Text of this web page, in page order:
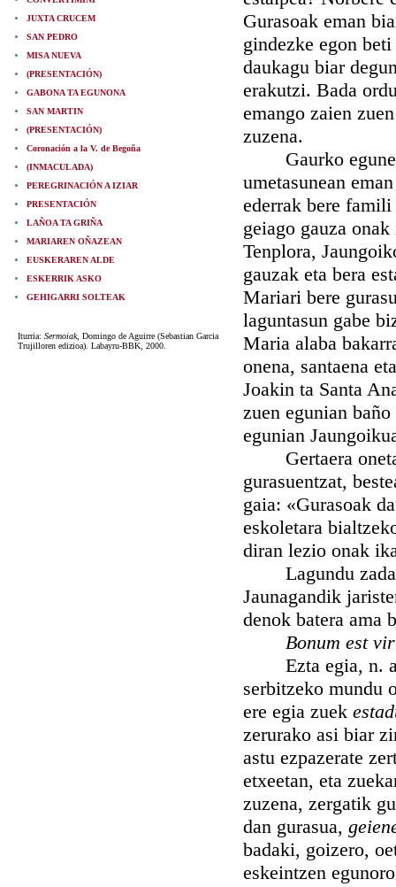
JUXTA CRUCEM
SAN PEDRO
MISA NUEVA
(PRESENTACIÓN)
GABONA TA EGUNONA
SAN MARTIN
(PRESENTACIÓN)
Coronación a la V. de Begoña
(INMACULADA)
PEREGRINACIÓN A IZIAR
PRESENTACIÓN
LAÑOA TA GRIÑA
MARIAREN OÑAZEAN
EUSKERAREN ALDE
ESKERRIK ASKO
GEHIGARRI SOLTEAK
Iturria: Sermoiak, Domingo de Aguirre (Sebastian Garcia
Trujilloren edizioa). Labayru-BBK, 2000.
Gurasoak eman
gindezke egon
daukagu biar
erakutzi. Bada
emango zaien
zuzena.
Gaurko egunez
umetasunean
ederrak bere famili
geiago gauza
Tenplora,
gauzak eta bera
Mariari bere
laguntasun gabe
Maria alaba
onena, santaena
Joakin ta Santa
zuen egunian
egunian
Gertaera
gurasuentzat,
gaia: «Gurasoak
eskoletara
diran lezio onak
Lagundu
Jaunagandik
denok batera ama
Bonum est
Ezta egia, n. a.
serbitzeko mundu
ere egia zuek
zerurako asi biar
astu ezpazerate
etxeetan, eta
zuzena, zergatik
dan gurasua,
badaki, goizero,
eskeintzen